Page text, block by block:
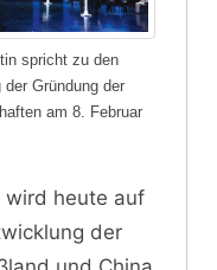
spricht zu den
Gründung der
am 8. Februar
wird heute auf
der